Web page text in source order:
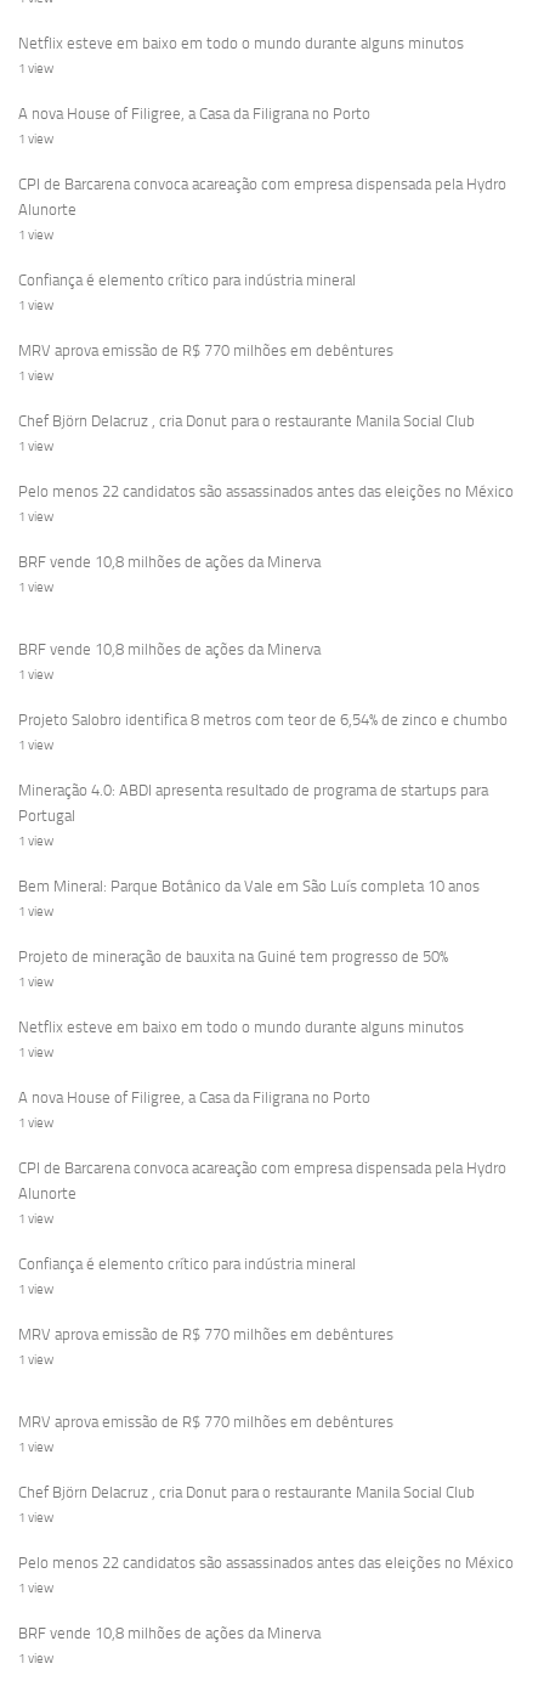
Netflix esteve em baixo em todo o mundo durante alguns minutos
1 view
A nova House of Filigree, a Casa da Filigrana no Porto
1 view
CPI de Barcarena convoca acareação com empresa dispensada pela Hydro
Alunorte
1 view
Confiança é elemento crítico para indústria mineral
1 view
MRV aprova emissão de R$ 770 milhões em debêntures
1 view
Chef Björn Delacruz , cria Donut para o restaurante Manila Social Club
1 view
Pelo menos 22 candidatos são assassinados antes das eleições no México
1 view
BRF vende 10,8 milhões de ações da Minerva
1 view
BRF vende 10,8 milhões de ações da Minerva
1 view
Projeto Salobro identifica 8 metros com teor de 6,54% de zinco e chumbo
1 view
Mineração 4.0: ABDI apresenta resultado de programa de startups para
Portugal
1 view
Bem Mineral: Parque Botânico da Vale em São Luís completa 10 anos
1 view
Projeto de mineração de bauxita na Guiné tem progresso de 50%
1 view
Netflix esteve em baixo em todo o mundo durante alguns minutos
1 view
A nova House of Filigree, a Casa da Filigrana no Porto
1 view
CPI de Barcarena convoca acareação com empresa dispensada pela Hydro
Alunorte
1 view
Confiança é elemento crítico para indústria mineral
1 view
MRV aprova emissão de R$ 770 milhões em debêntures
1 view
MRV aprova emissão de R$ 770 milhões em debêntures
1 view
Chef Björn Delacruz , cria Donut para o restaurante Manila Social Club
1 view
Pelo menos 22 candidatos são assassinados antes das eleições no México
1 view
BRF vende 10,8 milhões de ações da Minerva
1 view